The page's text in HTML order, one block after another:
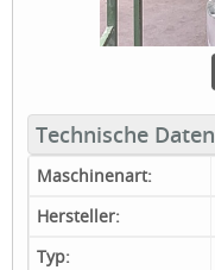
Technische Daten
Maschinenart:
Hersteller:
Typ: